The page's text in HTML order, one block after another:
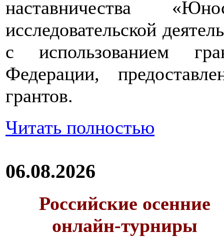
наставничества
исследовательской
с использованием
Федерации,
грантов.
Читать полностью
06.08.2026
Российские осенние
онлайн-турниры